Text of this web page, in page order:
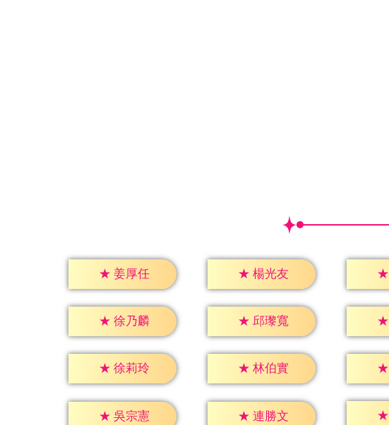
★ 姜厚任 ★ 楊光友 ★
★ 徐乃麟 ★ 邱瓈寬 ★
★ 徐莉玲 ★ 林伯實 ★
★ 吳宗憲 ★ 連勝文 ★